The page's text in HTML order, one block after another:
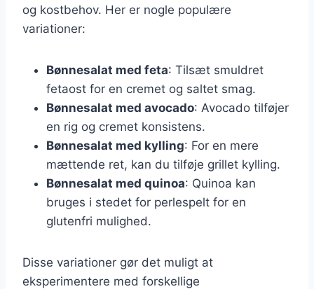
og kostbehov. Her er nogle populære
variationer:
Bønnesalat med feta: Tilsæt smuldret
fetaost for en cremet og saltet smag.
Bønnesalat med avocado: Avocado tilføjer
en rig og cremet konsistens.
Bønnesalat med kylling: For en mere
mættende ret, kan du tilføje grillet kylling.
Bønnesalat med quinoa: Quinoa kan
bruges i stedet for perlespelt for en
glutenfri mulighed.
Disse variationer gør det muligt at
eksperimentere med forskellige